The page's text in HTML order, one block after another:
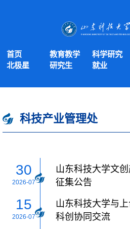
首页 教育教学 科学研究
北极星
研究生 就业
科技产业管理处
30
2026-07
山东科技大学文
征集公告
15
2026-07
山东科技大学与
科创协同交流